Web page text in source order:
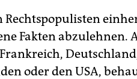
Rechtspopulisten
Fakten abzulehnen.
oder den USA,